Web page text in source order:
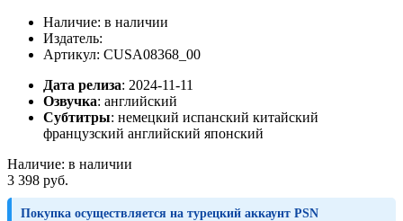
Наличие: в наличии
Издатель:
Артикул: CUSA08368_00
Дата релиза: 2024-11-11
Озвучка: английский
Субтитры: немецкий испанский китайский
французский английский японский
Наличие: в наличии
3 398 руб.
Покупка осуществляется на турецкий аккаунт PSN